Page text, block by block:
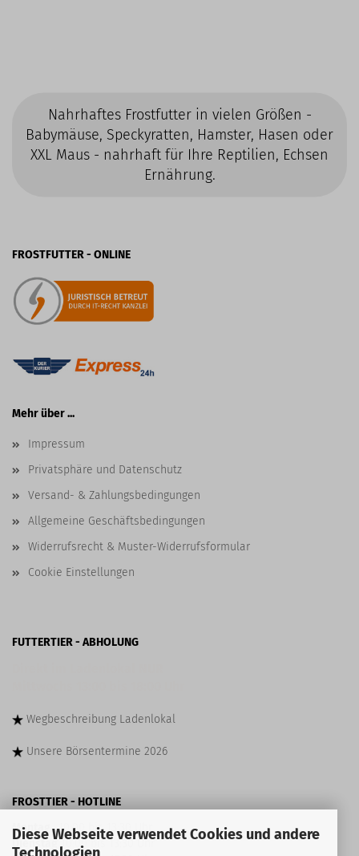
Diese Webseite verwendet Cookies und andere
Technologien
Nahrhaftes Frostfutter in vielen Größen -
Babymäuse, Speckyratten, Hamster, Hasen oder
XXL Maus - nahrhaft für Ihre Reptilien, Echsen
Ernährung.
FROSTFUTTER - ONLINE
Mehr über ...
Impressum
Privatsphäre und Datenschutz
Versand- & Zahlungsbedingungen
Allgemeine Geschäftsbedingungen
Widerrufsrecht & Muster-Widerrufsformular
Cookie Einstellungen
FUTTERTIER - ABHOLUNG
Wegbeschreibung Ladenlokal
Unsere Börsentermine 2026
FROSTTIER - HOTLINE
Montag10:00 bis 13:30 Uhr
Dienstag10:00 bis 13:30 Uhr